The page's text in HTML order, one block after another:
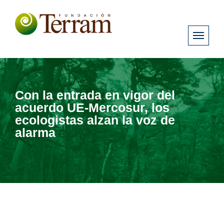
Con la entrada en vigor del
acuerdo UE-Mercosur, los
ecologistas alzan la voz de
alarma